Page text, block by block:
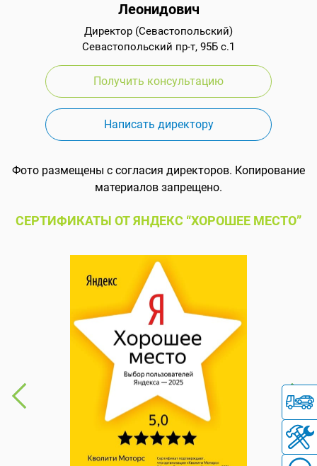
Леонидович
Директор (Севастопольский)
Севастопольский пр-т, 95Б с.1
Получить консультацию
Написать директору
Фото размещены с согласия директоров. Копирование
материалов запрещено.
СЕРТИФИКАТЫ ОТ ЯНДЕКС “ХОРОШЕЕ МЕСТО”